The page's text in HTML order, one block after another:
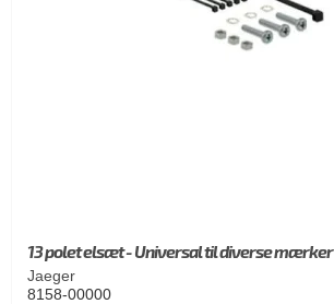
13 polet elsæt - Universal til diverse mærker
Jaeger
8158-00000